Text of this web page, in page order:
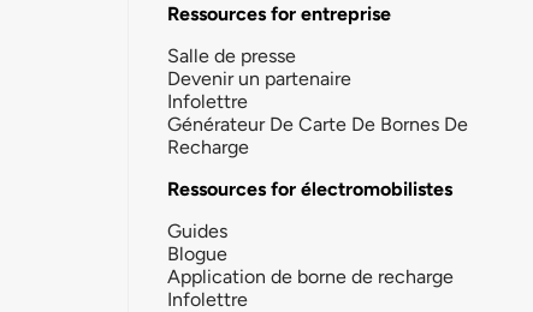
Ressources for entreprise
Salle de presse
Devenir un partenaire
Infolettre
Générateur De Carte De Bornes De
Recharge
Ressources for électromobilistes
Guides
Blogue
Application de borne de recharge
Infolettre